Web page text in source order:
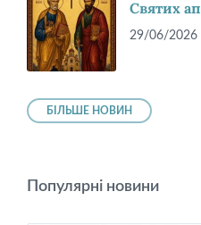
Святих
29/06/2026
БІЛЬШЕ НОВИН
Популярні новини